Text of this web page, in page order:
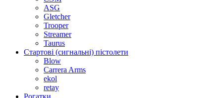
ASG
Gletcher
Trooper
Streamer
Taurus
Стартові (сигнальні) пістолети
Blow
Carrera Arms
ekol
retay
Рогатки